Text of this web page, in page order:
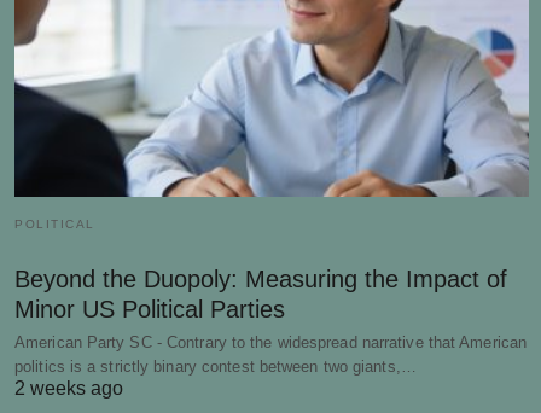
POLITICAL
Beyond the Duopoly: Measuring the Impact of
Minor US Political Parties
American Party SC - Contrary to the widespread narrative that American
politics is a strictly binary contest between two giants,…
2 weeks ago